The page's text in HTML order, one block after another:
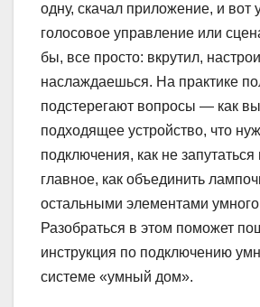
одну, скачал приложение, и вот
голосовое управление или
бы, все просто: вкрутил,
наслаждаешься. На практике
подстерегают вопросы — как
подходящее устройство, что
подключения, как не запутаться
главное, как объединить
остальными элементами
Разобраться в этом поможет
инструкция по подключению
системе «умный дом».